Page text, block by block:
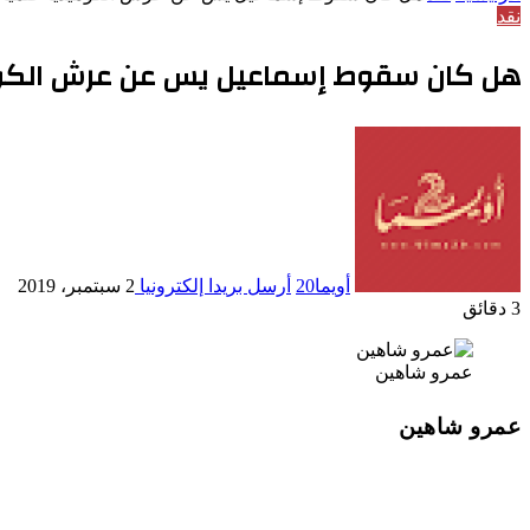
نقد
هل كان سقوط إسماعيل يس عن عرش
أويما20 أرسل بريدا إلكترونيا 2 سبتمبر، 2019
3 دقائق
عمرو شاهين
عمرو شاهين